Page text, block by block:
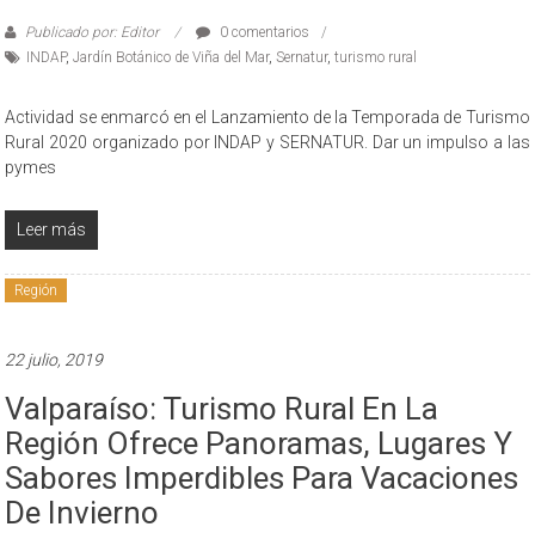
Publicado por: Editor
0 comentarios
INDAP,Jardín Botánico de Viña del Mar,Sernatur,turismo rural
Actividad se enmarcó en el Lanzamiento de la Temporada de Turismo
Rural 2020 organizado por INDAP y SERNATUR. Dar un impulso a las
pymes
Leer más
Región
22 julio, 2019
Valparaíso: Turismo Rural En La
Región Ofrece Panoramas, Lugares Y
Sabores Imperdibles Para Vacaciones
De Invierno